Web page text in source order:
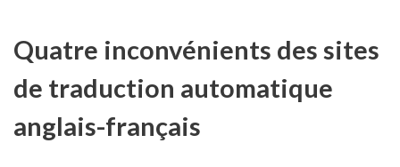
Quatre inconvénients des sites
de traduction automatique
anglais-français